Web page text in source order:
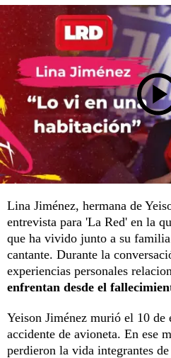
Lina Jiménez, hermana de
entrevista para 'La Red' en la
que ha vivido junto a su
cantante. Durante la
experiencias personales
enfrentan desde el
Yeison Jiménez murió el 10 de
accidente de avioneta. En ese
perdieron la vida integrantes